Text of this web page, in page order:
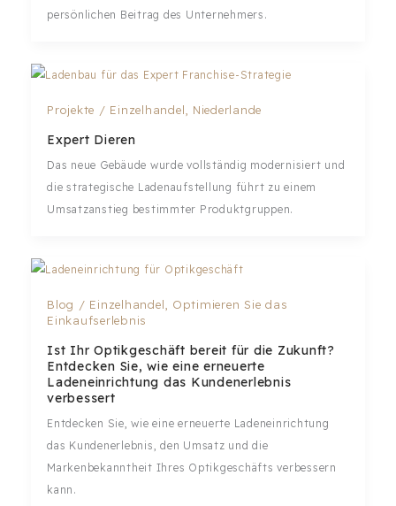
persönlichen Beitrag des Unternehmers.
Projekte / Einzelhandel Niederlande
Expert Dieren
Das neue Gebäude wurde vollständig modernisiert und
die strategische Ladenaufstellung führt zu einem
Umsatzanstieg bestimmter Produktgruppen.
Blog / Einzelhandel
Optimieren Sie das
Einkaufserlebnis
Ist Ihr Optikgeschäft bereit für die Zukunft?
Entdecken Sie, wie eine erneuerte
Ladeneinrichtung das Kundenerlebnis
verbessert
Entdecken Sie, wie eine erneuerte Ladeneinrichtung
das Kundenerlebnis, den Umsatz und die
Markenbekanntheit Ihres Optikgeschäfts verbessern
kann.